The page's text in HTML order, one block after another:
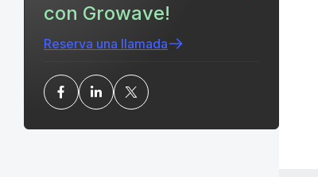
con Growave!
Reserva una llamada